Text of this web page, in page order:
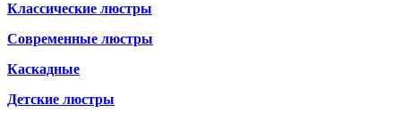
Классические люстры
Современные люстры
Каскадные
Детские люстры